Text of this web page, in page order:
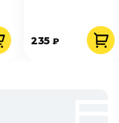
235 ₽